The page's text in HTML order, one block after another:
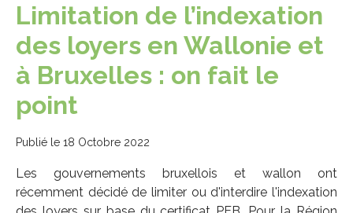
Limitation de l’indexation
des loyers en Wallonie et
à Bruxelles : on fait le
point
Publié le 18 Octobre 2022
Les gouvernements bruxellois et wallon ont
récemment décidé de limiter ou d'interdire l'indexation